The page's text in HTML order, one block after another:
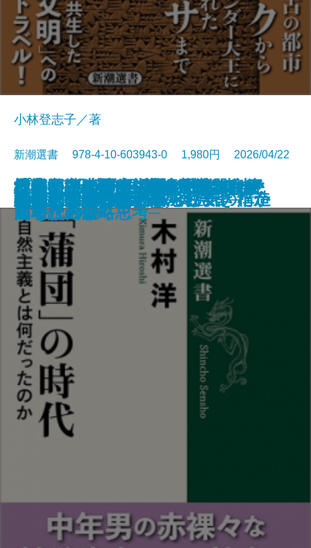
海軍士官たちの太平洋戦争
弁慶─創られた豪傑─
社会が壊れるその前に―メアリ・
ダグラスの人類学―
蕪村─「日常の美」の発見者─
日本人の精神II 「おのずから」
の歴史意識
日本人はなぜ家で靴を脱ぐのか─
土足禁止の精神史─
日本人の精神I 権威と空気の構造
日本──没落か再生か─時代精神と
アニマルスピリッツ─
日本史はいかに物語られてきたか
楔形文字が語る古代オリエント─
都市と文明の興亡史─
小林登志子／著
新潮選書 978-4-10-603943-0 1,980円 2026/04/22
書籍電子書籍あり
「蒲団」の時代─自然主義とは何
だったのか─
プーチンの歴史認識─隠された意
図を読み解く─
危機の三十年─冷戦後秩序はなぜ
崩壊したか─
私の明治時代史
私の幕末維新史
悪党たちのソ連帝国
百年の短歌
論争 大坂の陣
地経学とは何か─経済が武器化す
る時代の戦略思考─
90歳、男のひとり暮らし